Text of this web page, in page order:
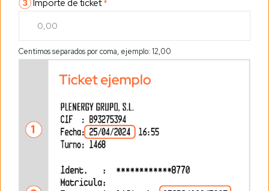
Importe de ticket*
Centimos separados por coma, ejemplo: 12,00